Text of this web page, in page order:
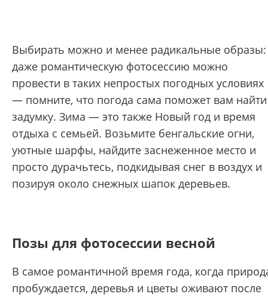
Выбирать можно и менее радикальные образы:
даже романтическую фотосессию можно
провести в таких непростых погодных условиях
— помните, что погода сама поможет вам найти
задумку. Зима — это также Новый год и время
отдыха с семьей. Возьмите бенгальские огни,
уютные шарфы, найдите заснеженное место и
просто дурачьтесь, подкидывая снег в воздух и
позируя около снежных шапок деревьев.
Позы для фотосессии весной
В самое романтичной время года, когда
пробуждается, деревья и цветы оживают после